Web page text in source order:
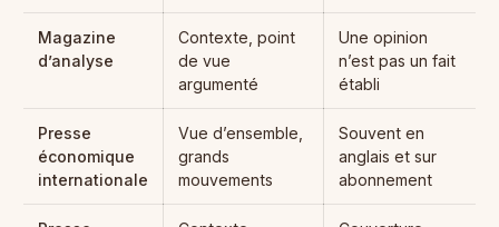
Magazine
d’analyse
Contexte, point
de vue
argumenté
Une opinion
n’est pas un fait
établi
Presse
économique
internationale
Vue d’ensemble,
grands
mouvements
Souvent en
anglais et sur
abonnement